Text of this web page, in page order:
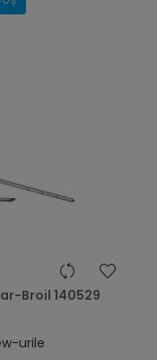
Broil 140529
urile